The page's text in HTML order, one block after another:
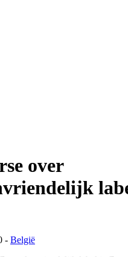
over
- België